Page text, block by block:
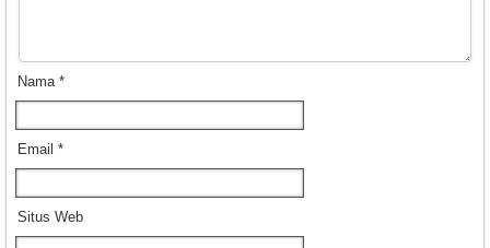
Nama *
Email *
Situs Web